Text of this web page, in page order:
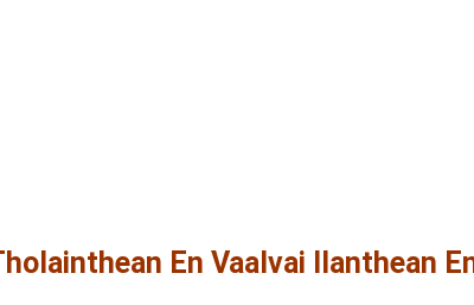
En Vaalvai Ilanthean